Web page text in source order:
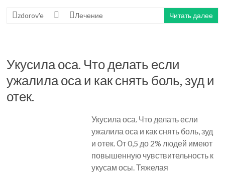
zdorov'e Лечение Читать далее
Укусила оса. Что делать если
ужалила оса и как снять боль, зуд и
отек.
Укусила оса. Что делать если
ужалила оса и как снять боль, зуд
и отек. От 0,5 до 2% людей имеют
повышенную чувствительность к
укусам осы. Тяжелая